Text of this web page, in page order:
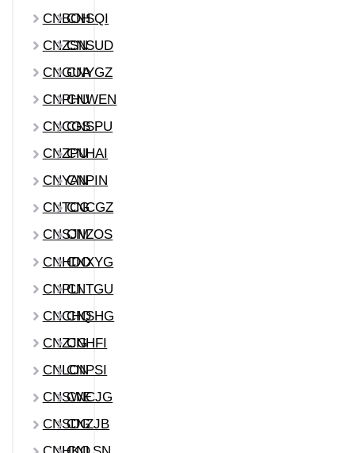
CNBOH
CNSQI
CNZSNCNSUD
CNGUACNYGZ
CNPHUCNWEN
CNCGSCNSPU
CNZPUCNHAI
CNYANCNPIN
CNTCGCNCGZ
CNSJMCNZOS
CNHDOCNXYG
CNPLICNTGU
CNCHQCNSHG
CNZJGCNHFI
CNLON
CNPSI
CNSWE
CNCJG
CNSDG
CNZJB